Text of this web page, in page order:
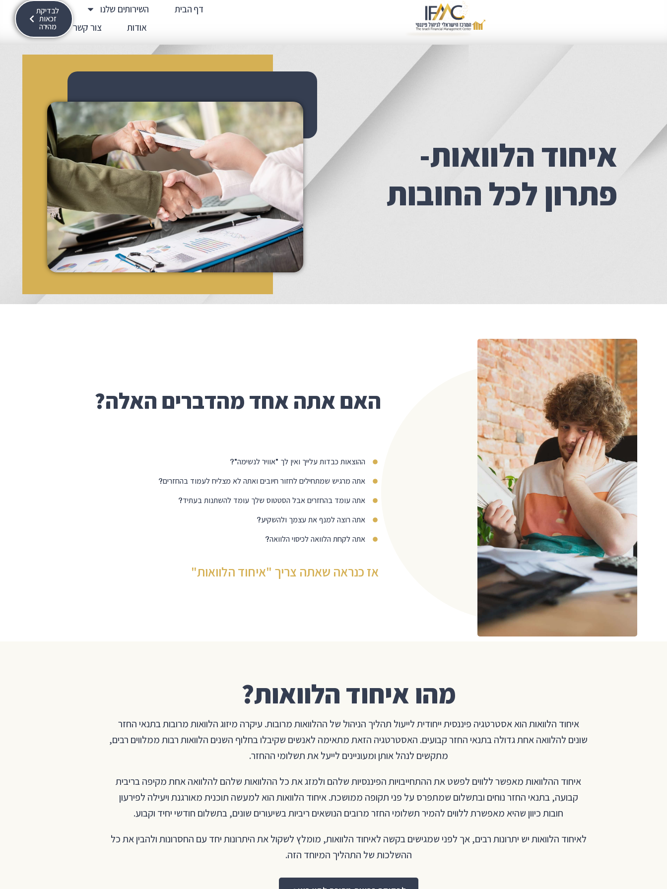
דף הבית
השירותים שלנו
אודות
צור קשר
לבדיקת
זכאות
מהירה
איחוד הלוואות-
פתרון לכל החובות
האם אתה אחד מהדברים האלה?
ההוצאות כבדות עלייך ואין לך "אוויר לנשימה"?
אתה מרגיש שמתחילים לחזור חיובים ואתה לא מצליח לעמוד בהחזרים?
אתה עומד בהחזרים אבל הסטטוס שלך עומד להשתנות בעתיד?
אתה רוצה למנף את עצמך ולהשקיע?
אתה לקחת הלוואה לכיסוי הלוואה?
אז כנראה שאתה צריך "איחוד הלוואות"
מהו איחוד הלוואות?
איחוד הלוואות הוא אסטרטגיה פיננסית ייחודית לייעול תהליך הניהול של ההלוואות מרובות. עיקרה מיזוג הלוואות מרובות בתנאי החזר
שונים להלוואה אחת גדולה בתנאי החזר קבועים. האסטרטגיה הזאת מתאימה לאנשים שקיבלו בחלוף השנים הלוואות רבות ממלווים רבים,
מתקשים לנהל אותן ומעוניינים לייעל את תשלומי ההחזר.
איחוד ההלוואות מאפשר ללווים לפשט את ההתחייבויות הפיננסיות שלהם ולמזג את כל ההלוואות שלהם להלוואה אחת מקיפה בריבית
קבועה, בתנאי החזר נוחים ובתשלום שמתפרס על פני תקופה ממושכת. איחוד הלוואות הוא למעשה תוכנית מאורגנת ויעילה לפירעון
חובות כיוון שהיא מאפשרת ללווים להמיר תשלומי החזר מרובים הנושאים ריביות בשיעורים שונים, בתשלום חודשי יחיד וקבוע.
לאיחוד הלוואות יש יתרונות רבים, אך לפני שמגישים בקשה לאיחוד הלוואות, מומלץ לשקול את היתרונות יחד עם החסרונות ולהבין את כל
ההשלכות של התהליך המיוחד הזה.